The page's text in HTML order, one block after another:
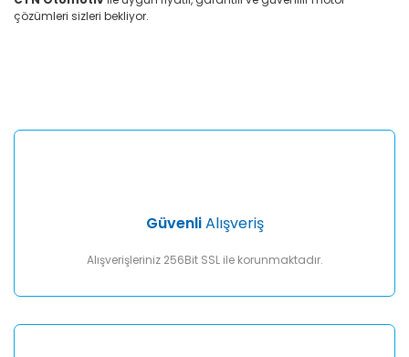
çözümleri sizleri bekliyor.
Yorum Yaz
Ürün fiyatı diğer sitelerden daha pahalı.
GüvenliAlışveriş
Alışverişleriniz 256Bit SSL ile korunmaktadır.